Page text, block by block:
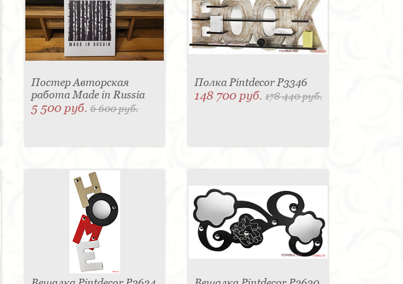
Постер Авторская
работа Made in Russia
5 500 руб. 6 600 руб.
Полка Pintdecor P3346
148 700 руб.178 440 руб.